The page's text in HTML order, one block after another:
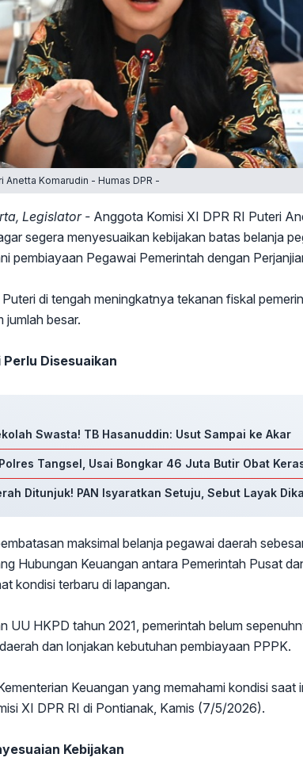
Anetta Komarudin - Humas DPR -
Legislator - Anggota Komisi XI DPR RI Puteri
segera menyesuaikan kebijakan batas belanja
pembiayaan Pegawai Pemerintah dengan
di tengah meningkatnya tekanan fiskal
jumlah besar.
Disesuaikan
Swasta! TB Hasanuddin: Usut Sampai ke Akar
Tangsel, Usai Bongkar 46 Juta Butir Obat
Ditunjuk! PAN Isyaratkan Setuju, Sebut Layak
maksimal belanja pegawai daerah
Hubungan Keuangan antara Pemerintah Pusat
kondisi terbaru di lapangan.
UU HKPD tahun 2021, pemerintah belum
dan lonjakan kebutuhan pembiayaan PPPK.
Keuangan yang memahami kondisi saat
XI DPR RI di Pontianak, Kamis (7/5/2026).
Kebijakan